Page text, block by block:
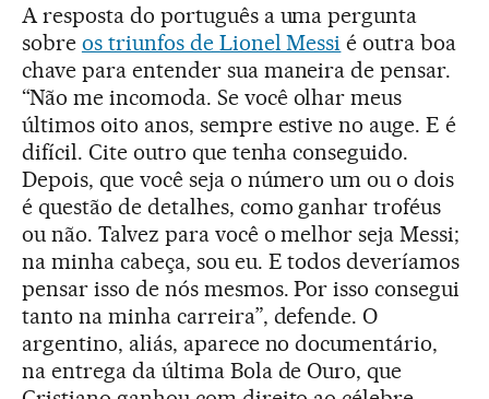
A resposta do português a uma pergunta
sobre os triunfos de Lionel Messi é outra boa
chave para entender sua maneira de pensar.
“Não me incomoda. Se você olhar meus
últimos oito anos, sempre estive no auge. E é
difícil. Cite outro que tenha conseguido.
Depois, que você seja o número um ou o dois
é questão de detalhes, como ganhar troféus
ou não. Talvez para você o melhor seja Messi;
na minha cabeça, sou eu. E todos deveríamos
pensar isso de nós mesmos. Por isso consegui
tanto na minha carreira”, defende. O
argentino, aliás, aparece no documentário,
na entrega da última Bola de Ouro, que